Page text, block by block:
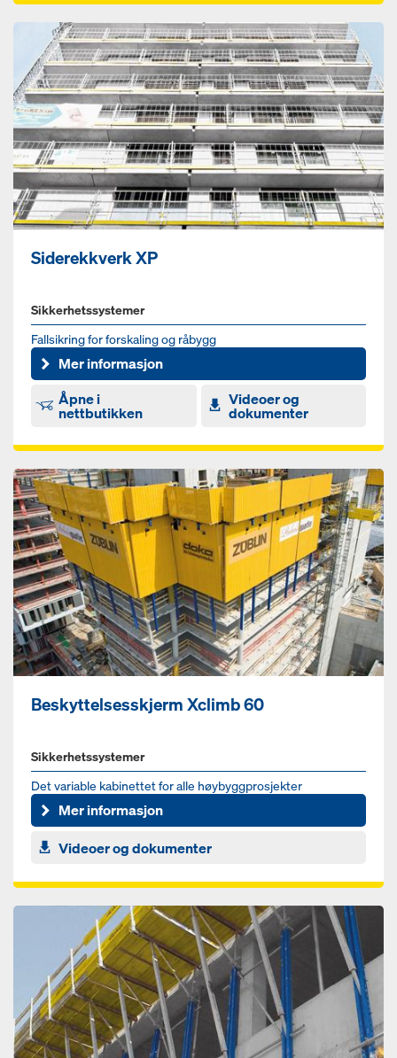
Siderekkverk XP
Sikkerhetssystemer
Fallsikring for forskaling og råbygg
Mer informasjon
Åpne i
nettbutikken
Videoer og
dokumenter
Beskyttelsesskjerm Xclimb 60
Sikkerhetssystemer
Det variable kabinettet for alle høybyggprosjekter
Mer informasjon
Videoer og dokumenter